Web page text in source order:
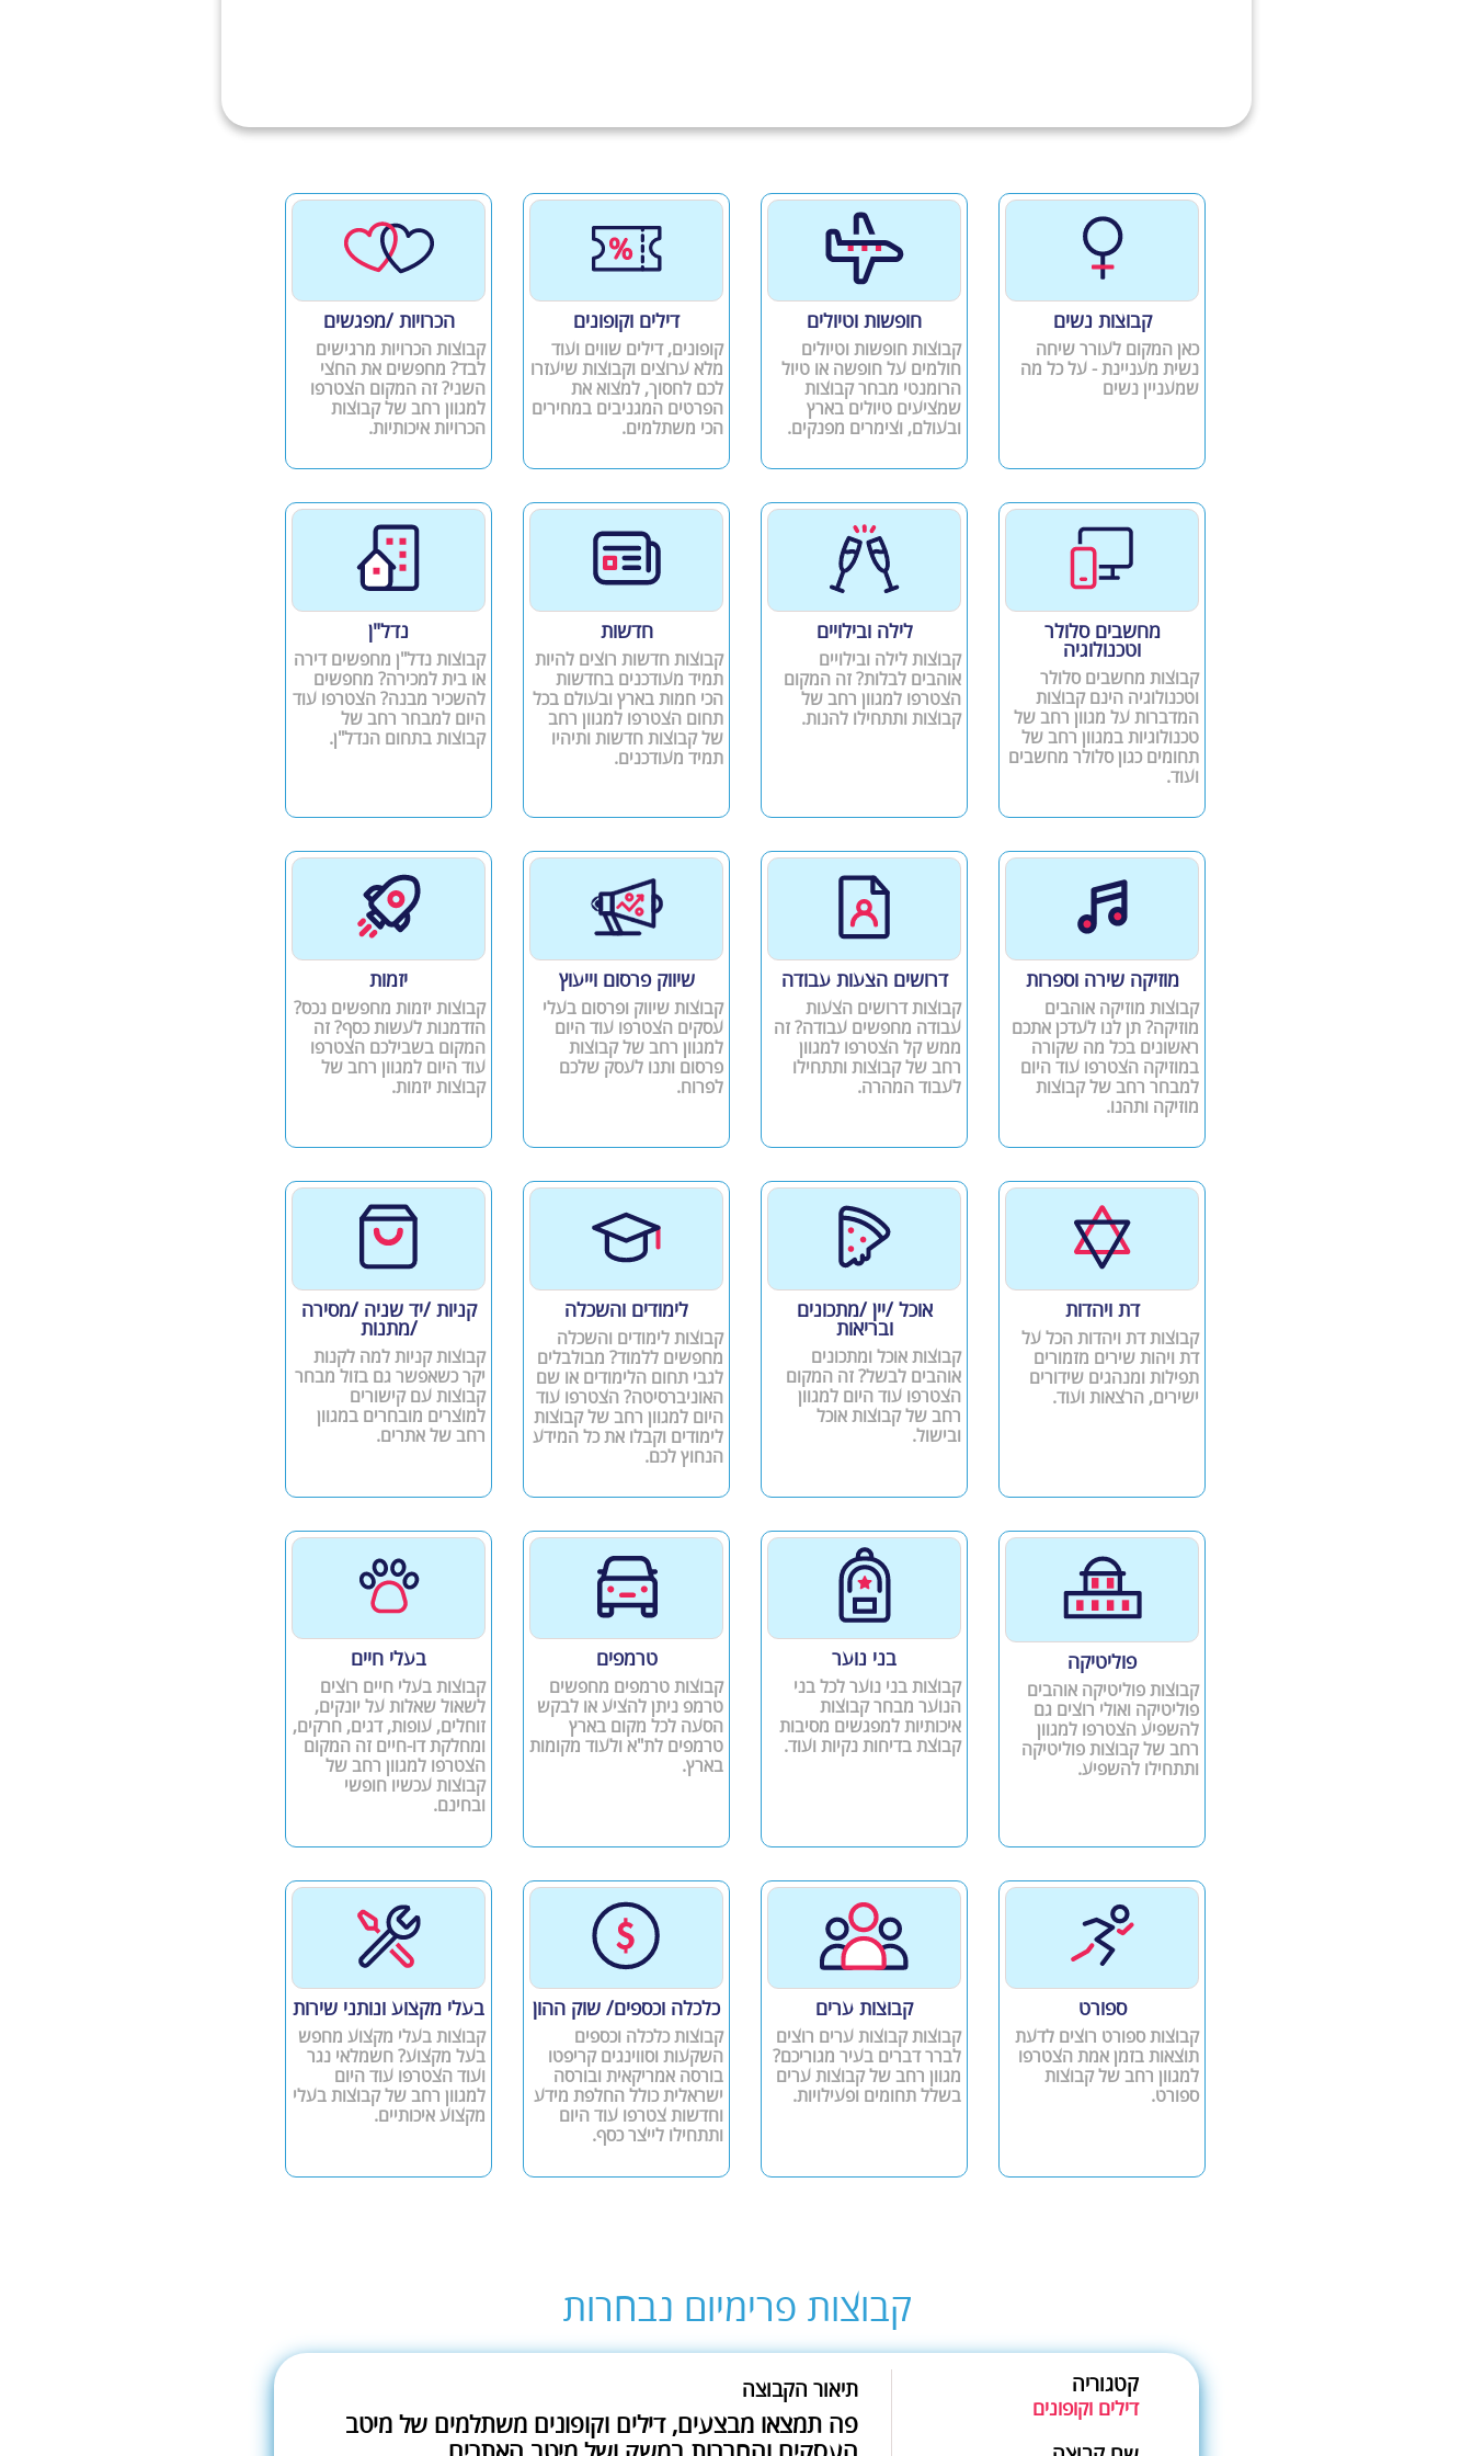
קבוצות נשים
כאן המקום לעורר שיחה
נשית מעניינת - על כל מה
שמעניין נשים
חופשות וטיולים
קבוצות חופשות וטיולים
חולמים על חופשה או טיול
הרומנטי מבחר קבוצות
שמציעים טיולים בארץ
ובעולם, וצימרים מפנקים.
דילים וקופונים
קופונים, דילים שווים ועוד
מלא ערוצים וקבוצות שיעזרו
לכם לחסוך, למצוא את
הפרטים המגניבים במחירים
הכי משתלמים.
הכרויות /מפגשים
קבוצות הכרויות מרגישים
לבד? מחפשים את החצי
השני? זה המקום הצטרפו
למגוון רחב של קבוצות
הכרויות איכותיות.
מחשבים סלולר
וטכנולוגיה
קבוצות מחשבים סלולר
וטכנולוגיה הינם קבוצות
המדברות על מגוון רחב של
טכנולוגיות במגוון רחב של
תחומים כגון סלולר מחשבים
ועוד.
לילה ובילויים
קבוצות לילה ובילויים
אוהבים לבלות? זה המקום
הצטרפו למגוון רחב של
קבוצות ותתחילו להנות.
חדשות
קבוצות חדשות רוצים להיות
תמיד מעודכנים בחדשות
הכי חמות בארץ ובעולם בכל
תחום הצטרפו למגוון רחב
של קבוצות חדשות ותיהיו
תמיד מעודכנים.
נדל"ן
קבוצות נדל"ן מחפשים דירה
או בית למכירה? מחפשים
להשכיר מבנה? הצטרפו עוד
היום למבחר רחב של
קבוצות בתחום הנדל"ן.
מוזיקה שירה וספרות
קבוצות מוזיקה אוהבים
מוזיקה? תן לנו לעדכן אתכם
ראשונים בכל מה שקורה
במוזיקה הצטרפו עוד היום
למבחר רחב של קבוצות
מוזיקה ותהנו.
דרושים הצעות עבודה
קבוצות דרושים הצעות
עבודה מחפשים עבודה? זה
ממש קל הצטרפו למגוון
רחב של קבוצות ותתחילו
לעבוד המהרה.
שיווק פרסום וייעוץ
קבוצות שיווק ופרסום בעלי
עסקים הצטרפו עוד היום
למגוון רחב של קבוצות
פרסום ותנו לעסק שלכם
לפרוח.
יזמות
קבוצות יזמות מחפשים נכס?
הזדמנות לעשות כסף? זה
המקום בשבילכם הצטרפו
עוד היום למגוון רחב של
קבוצות יזמות.
דת ויהדות
קבוצות דת ויהדות הכל על
דת ויהות שירים מזמורים
תפילות ומנהגים שידורים
ישירים, הרצאות ועוד.
אוכל /יין /מתכונים
ובריאות
קבוצות אוכל ומתכונים
אוהבים לבשל? זה המקום
הצטרפו עוד היום למגוון
רחב של קבוצות אוכל
ובישול.
לימודים והשכלה
קבוצות לימודים והשכלה
מחפשים ללמוד? מבולבלים
לגבי תחום הלימודים או שם
האוניברסיטה? הצטרפו עוד
היום למגוון רחב של קבוצות
לימודים וקבלו את כל המידע
הנחוץ לכם.
קניות /יד שניה /מסירה
/מתנות
קבוצות קניות למה לקנות
יקר כשאפשר גם בזול מבחר
קבוצות עם קישורים
למוצרים מובחרים במגוון
רחב של אתרים.
פוליטיקה
קבוצות פוליטיקה אוהבים
פוליטיקה ואולי רוצים גם
להשפיע הצטרפו למגוון
רחב של קבוצות פוליטיקה
ותתחילו להשפיע.
בני נוער
קבוצות בני נוער לכל בני
הנוער מבחר קבוצות
איכותיות למפגשים מסיבות
קבוצת בדיחות נקיות ועוד.
טרמפים
קבוצות טרמפים מחפשים
טרמפ ניתן להציע או לבקש
הסעה לכל מקום בארץ
טרמפים לת"א ולעוד מקומות
בארץ.
בעלי חיים
קבוצות בעלי חיים רוצים
לשאול שאלות על יונקים,
זוחלים, עופות, דגים, חרקים,
ומחלקת דו-חיים זה המקום
הצטרפו למגוון רחב של
קבוצות עכשיו חופשי
ובחינם.
ספורט
קבוצות ספורט רוצים לדעת
תוצאות בזמן אמת הצטרפו
למגוון רחב של קבוצות
ספורט.
קבוצות ערים
קבוצות קבוצות ערים רוצים
לברר דברים בעיר מגוריכם?
מגוון רחב של קבוצות ערים
בשלל תחומים ופעילויות.
כלכלה וכספים/ שוק ההון
קבוצות כלכלה וכספים
השקעות וסווינגים קריפטו
בורסה אמריקאית ובורסה
ישראלית כולל החלפת מידע
וחדשות צטרפו עוד היום
ותתחילו לייצר כסף.
בעלי מקצוע ונותני שירות
קבוצות בעלי מקצוע מחפש
בעל מקצוע? חשמלאי נגר
ועוד הצטרפו עוד היום
למגוון רחב של קבוצות בעלי
מקצוע איכותיים.
קבוצות פרימיום נבחרות
קטגוריה
דילים וקופונים
תיאור הקבוצה
פה תמצאו מבצעים, דילים וקופונים משתלמים של מיטב